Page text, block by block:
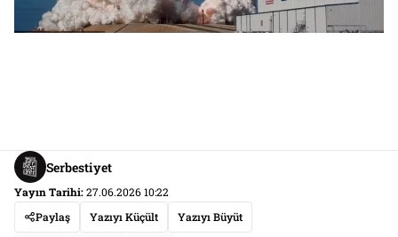
Serbestiyet
Yayın Tarihi:27.06.2026 10:22
Paylaş
Yazıyı Küçült Yazıyı Büyüt